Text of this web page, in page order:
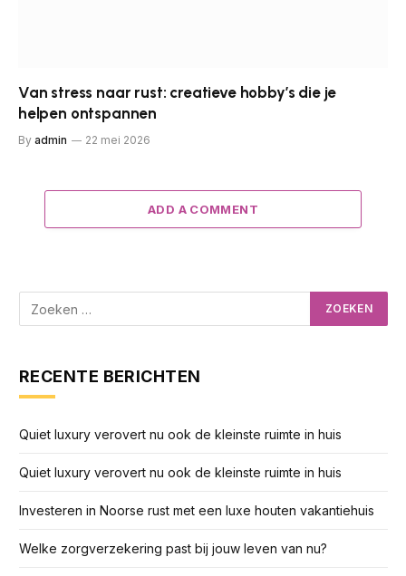
Van stress naar rust: creatieve hobby’s die je
helpen ontspannen
By admin 22 mei 2026
ADD A COMMENT
RECENTE BERICHTEN
Quiet luxury verovert nu ook de kleinste ruimte in huis
Quiet luxury verovert nu ook de kleinste ruimte in huis
Investeren in Noorse rust met een luxe houten vakantiehuis
Welke zorgverzekering past bij jouw leven van nu?